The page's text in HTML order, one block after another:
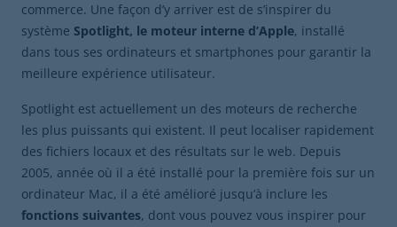
commerce. Une façon d’y arriver est de s’inspirer du
système Spotlight, le moteur interne d’Apple, installé
dans tous ses ordinateurs et smartphones pour garantir la
meilleure expérience utilisateur.
Spotlight est actuellement un des moteurs de recherche
les plus puissants qui existent. Il peut localiser rapidement
des fichiers locaux et des résultats sur le web. Depuis
2005, année où il a été installé pour la première fois sur un
ordinateur Mac, il a été amélioré jusqu’à inclure les
fonctions suivantes, dont vous pouvez vous inspirer pour